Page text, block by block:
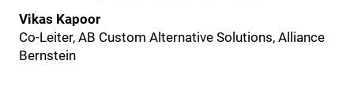
Vikas Kapoor
Co-Leiter, AB Custom Alternative Solutions, Alliance
Bernstein